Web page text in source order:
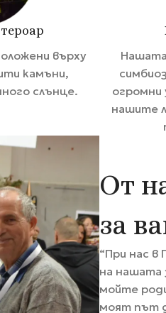
върху
камъни,
слънце.
огромни
нашите
От
за
“При нас в
на нашата
мойте
моят път